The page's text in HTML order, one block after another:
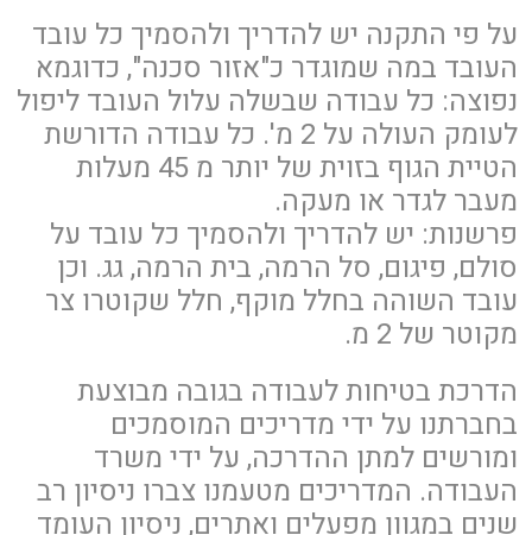
על פי התקנה יש להדריך ולהסמיך כל עובד
העובד במה שמוגדר כ"אזור סכנה", כדוגמא
נפוצה: כל עבודה שבשלה עלול העובד ליפול
לעומק העולה על 2 מ'. כל עבודה הדורשת
הטיית הגוף בזוית של יותר מ 45 מעלות
מעבר לגדר או מעקה.
פרשנות: יש להדריך ולהסמיך כל עובד על
סולם, פיגום, סל הרמה, בית הרמה, גג. וכן
עובד השוהה בחלל מוקף, חלל שקוטרו צר
מקוטר של 2 מ.
הדרכת בטיחות לעבודה בגובה מבוצעת
בחברתנו על ידי מדריכים המוסמכים
ומורשים למתן ההדרכה, על ידי משרד
העבודה. המדריכים מטעמנו צברו ניסיון רב
שנים במגוון מפעלים ואתרים, ניסיון העומד